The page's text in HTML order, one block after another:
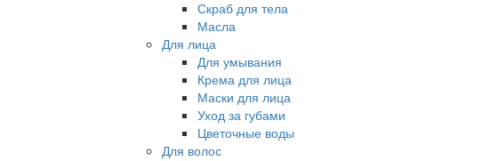
Скраб для тела
Масла
Для лица
Для умывания
Крема для лица
Маски для лица
Уход за губами
Цветочные воды
Для волос